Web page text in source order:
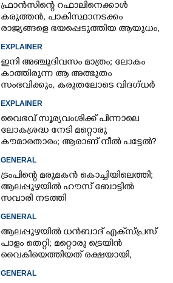
ഫ്രാൻസിന്റെ റഫാലിനെക്കാൾ
കരുത്തൻ,​ പാകിസ്ഥാനടക്കം
രാജ്യങ്ങളെ ഭയപ്പെടുത്തിയ ആയുധം,​
ഇന്ത്യ നിർമ്മിച്ച എണ്ണം 100ലേക്ക്
EXPLAINER
ഇനി അഞ്ചുദിവസം മാത്രം; ലോകം
കാത്തിരുന്ന ആ അത്ഭുതം
സംഭവിക്കും, കരുതലോടെ വിദഗ്ധർ
EXPLAINER
വൈഭവ് സൂര്യവംശിക്ക് പിന്നാലെ
ലോകശ്രദ്ധ നേടി മറ്റൊരു
കൗമാരതാരം; ആരാണ് നീൽ പട്ടേൽ?
GENERAL
ട്രംപിന്റെ മരുമകൻ കൊച്ചിയിലെത്തി;
ആലപ്പുഴയിൽ ഹൗസ് ബോട്ടിൽ
സവാരി നടത്തി
GENERAL
ആലപ്പുഴയിൽ ധൻബാദ് എക്‌സ്പ്രസ്
പാളം തെറ്റി; മറ്റൊരു ട്രെയിൻ
വൈകിയെത്തിയത് രക്ഷയായി,
ഒഴിവായത് വൻ ദുരന്തം
GENERAL